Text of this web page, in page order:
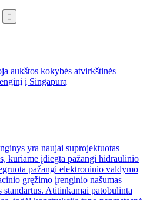
aukštos kokybės atvirkštinės
į Singapūrą